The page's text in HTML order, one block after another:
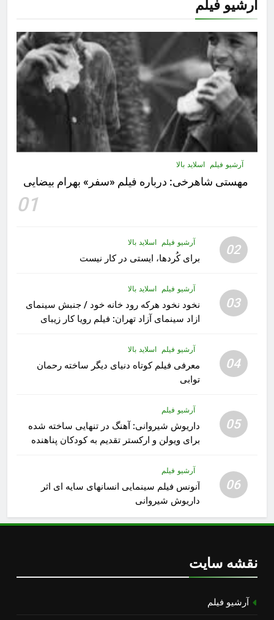
آرشیو فیلم
آرشیو فیلم اسلاید بالا
مهستى شاهرخى:‌ درباره فيلم «سفر» بهرام بیضایی
01
02 آرشیو فیلم اسلاید بالا
برای کُردها، ایستی در کار نیست
03
آرشیو فیلم اسلاید بالا
نخود نخود هرکه رود خانه خود / جنبش سینمای
ازاد سینمای آزاد تهران: فیلم رویا کار زیبای
04
آرشیو فیلم اسلاید بالا
معرفی فیلم کوتاه دنیای دیگر ساخته رحمان
توابی
05
آرشیو فیلم
داریوش شیروانی: آهنگ در تنهایی ساخته شده
برای ویولن و ارکستر تقدیم به کودکان پناهنده
06
آرشیو فیلم
آنونس فیلم سینمایی انسانهای سایه ای اثر
داریوش شیروانی
نقشه سایت
آرشیو فیلم